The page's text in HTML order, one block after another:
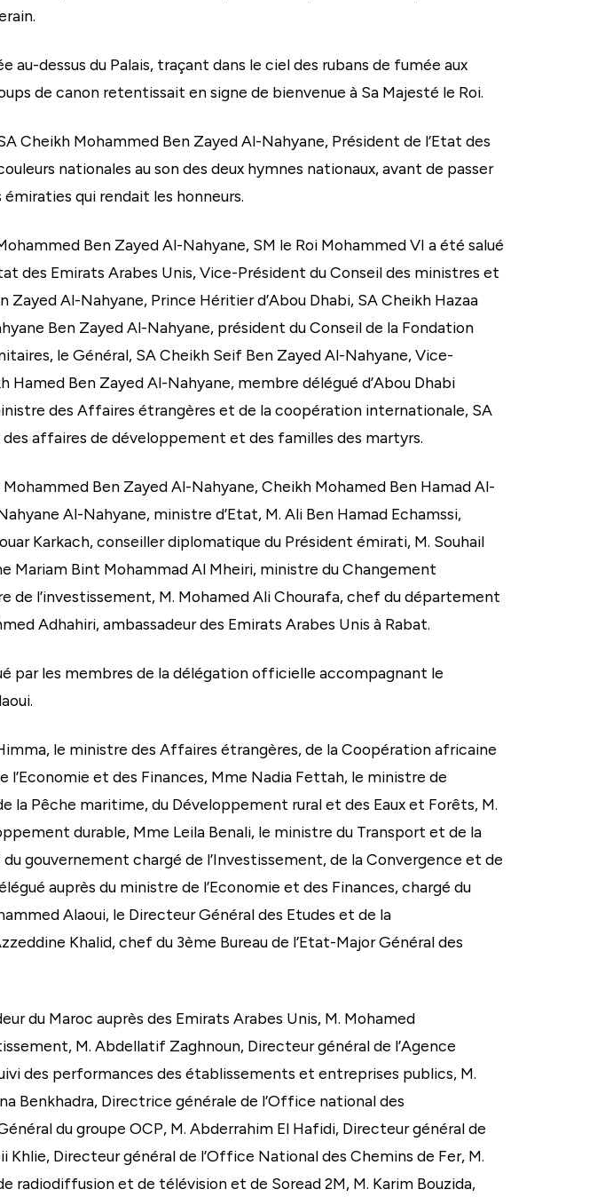
au-dessus du Palais, traçant dans le ciel des rubans de fumée aux
de canon retentissait en signe de bienvenue à Sa Majesté le Roi.
Cheikh Mohammed Ben Zayed Al-Nahyane, Président de l’Etat des
nationales au son des deux hymnes nationaux, avant de passer
qui rendait les honneurs.
Ben Zayed Al-Nahyane, SM le Roi Mohammed VI a été salué
des Emirats Arabes Unis, Vice-Président du Conseil des ministres et
Al-Nahyane, Prince Héritier d’Abou Dhabi, SA Cheikh Hazaa
Ben Zayed Al-Nahyane, président du Conseil de la Fondation
le Général, SA Cheikh Seif Ben Zayed Al-Nahyane, Vice-
Ben Zayed Al-Nahyane, membre délégué d’Abou Dhabi
des Affaires étrangères et de la coopération internationale, SA
affaires de développement et des familles des martyrs.
Ben Zayed Al-Nahyane, Cheikh Mohamed Ben Hamad Al-
Al-Nahyane, ministre d’Etat, M. Ali Ben Hamad Echamssi,
Karkach, conseiller diplomatique du Président émirati, M. Souhail
Mariam Bint Mohammad Al Mheiri, ministre du Changement
de l’investissement, M. Mohamed Ali Chourafa, chef du département
Adhahiri, ambassadeur des Emirats Arabes Unis à Rabat.
par les membres de la délégation officielle accompagnant le
le ministre des Affaires étrangères, de la Coopération africaine
l’Economie et des Finances, Mme Nadia Fettah, le ministre de
la Pêche maritime, du Développement rural et des Eaux et Forêts, M.
durable, Mme Leila Benali, le ministre du Transport et de la
gouvernement chargé de l’Investissement, de la Convergence et de
auprès du ministre de l’Economie et des Finances, chargé du
Alaoui, le Directeur Général des Etudes et de la
Khalid, chef du 3ème Bureau de l’Etat-Major Général des
du Maroc auprès des Emirats Arabes Unis, M. Mohamed
M. Abdellatif Zaghnoun, Directeur général de l’Agence
des performances des établissements et entreprises publics, M.
Benkhadra, Directrice générale de l’Office national des
du groupe OCP, M. Abderrahim El Hafidi, Directeur général de
Directeur général de l’Office National des Chemins de Fer, M.
radiodiffusion et de télévision et de Soread 2M, M. Karim Bouzida,